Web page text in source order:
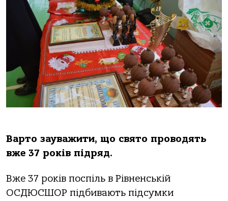
Варто зауважити, що свято проводять
вже 37 років підряд.
Вже 37 років поспіль в Рівненській
ОСДЮСШОР підбивають підсумки